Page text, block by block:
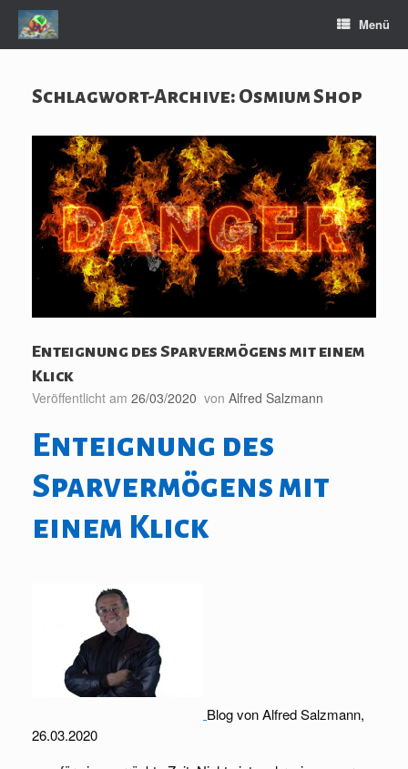
Zum
Inhalt
springen
Menü
Schlagwort-Archive: Osmium Shop
Enteignung des Sparvermögens mit einem
Klick
Veröffentlicht am 26/03/2020 von Alfred Salzmann
Enteignung des
Sparvermögens mit
einem Klick
Blog von Alfred Salzmann,
26.03.2020